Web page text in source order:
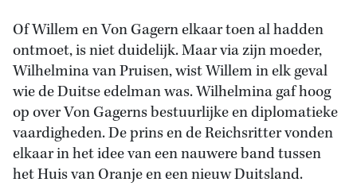
Of Willem en Von Gagern elkaar toen al hadden
ontmoet, is niet duidelijk. Maar via zijn moeder,
Wilhelmina van Pruisen, wist Willem in elk geval
wie de Duitse edelman was. Wilhelmina gaf hoog
op over Von Gagerns bestuurlijke en diplomatieke
vaardigheden. De prins en de Reichsritter vonden
elkaar in het idee van een nauwere band tussen
het Huis van Oranje en een nieuw Duitsland.